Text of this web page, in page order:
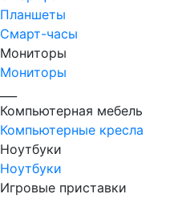
Планшеты
Смарт-часы
Мониторы
Мониторы
Компьютерная мебель
Компьютерные кресла
Ноутбуки
Ноутбуки
Игровые приставки